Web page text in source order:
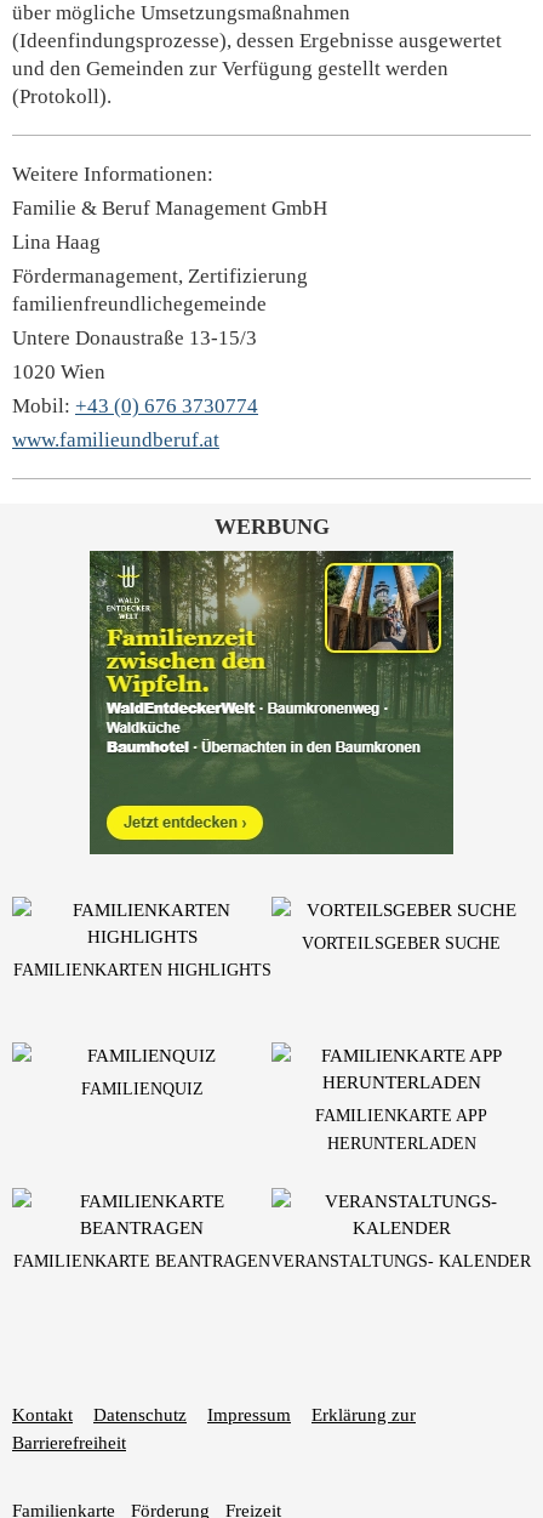
über mögliche Umsetzungsmaßnahmen
(Ideenfindungsprozesse), dessen Ergebnisse ausgewertet
und den Gemeinden zur Verfügung gestellt werden
(Protokoll).
Weitere Informationen:
Familie & Beruf Management GmbH
Lina Haag
Fördermanagement, Zertifizierung
familienfreundlichegemeinde
Untere Donaustraße 13-15/3
1020 Wien
Mobil: +43 (0) 676 3730774
www.familieundberuf.at
WERBUNG
Kontakt Datenschutz Impressum
Erklärung zur
Barrierefreiheit
Familienkarte Förderung Freizeit
FAMILIENKARTEN HIGHLIGHTS
VORTEILSGEBER SUCHE
FAMILIENQUIZ
FAMILIENKARTE APP
HERUNTERLADEN
FAMILIENKARTE BEANTRAGENVERANSTALTUNGS- KALENDER